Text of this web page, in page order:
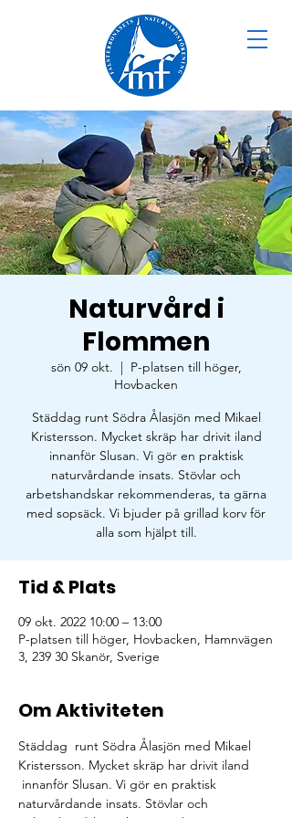
Naturvård i
Flommen
sön 09 okt.
  |
P-platsen till höger,
Hovbacken
Städdag runt Södra Ålasjön med Mikael
Kristersson. Mycket skräp har drivit iland
innanför Slusan. Vi gör en praktisk
naturvårdande insats. Stövlar och
arbetshandskar rekommenderas, ta gärna
med sopsäck. Vi bjuder på grillad korv för
alla som hjälpt till.
Tid & Plats
09 okt. 2022 10:00 – 13:00
P-platsen till höger, Hovbacken, Hamnvägen
3, 239 30 Skanör, Sverige
Om Aktiviteten
Städdag  runt Södra Ålasjön med Mikael
Kristersson. Mycket skräp har drivit iland
innanför Slusan. Vi gör en praktisk
naturvårdande insats. Stövlar och